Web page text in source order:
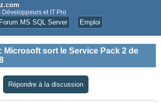
Développeurs et IT Pro
Forum MS SQL Server Emploi
: Microsoft sort le Service Pack 2 de
Répondre à la discussion